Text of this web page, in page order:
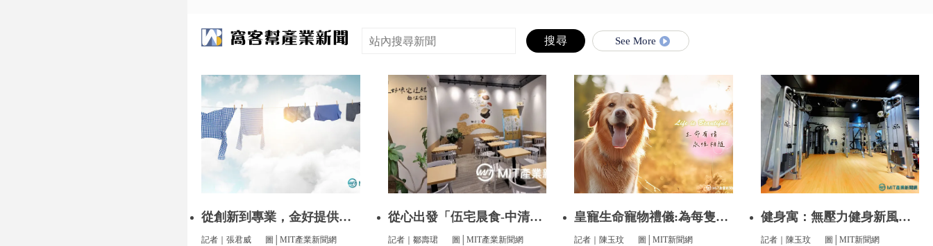
See More
從創新到專業，金好提供全
方位安裝
記者｜張君威 圖│MIT產業新聞網
從心出發「伍宅晨食-中清
店」用心
記者｜鄒壽珺 圖│MIT產業新聞網
皇寵生命寵物禮儀:為每隻愛
寵提供
記者｜陳玉玟 圖│MIT新聞網
健身寓：無壓力健身新風
潮，打造舒
記者｜陳玉玟 圖│MIT新聞網